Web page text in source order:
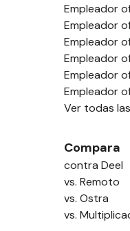
Empleador
Empleador
Empleador
Empleador
Empleador
Empleador
Ver todas
Compara
contra Deel
vs. Remoto
vs. Ostra
vs.